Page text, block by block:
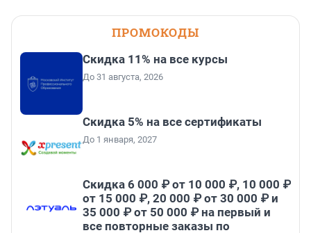
ПРОМОКОДЫ
Скидка 11% на все курсы
До 31 августа, 2026
Скидка 5% на все сертификаты
До 1 января, 2027
Скидка 6 000 ₽ от 10 000 ₽, 10 000 ₽
от 15 000 ₽, 20 000 ₽ от 30 000 ₽ и
35 000 ₽ от 50 000 ₽ на первый и
все повторные заказы по